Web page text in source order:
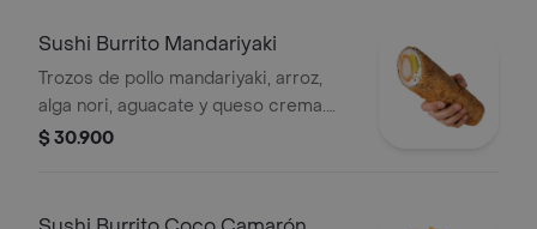
Sushi Burrito Mandariyaki
Trozos de pollo mandariyaki, arroz,
alga nori, aguacate y queso crema.
Con salsa Mandariyaki
$ 30.900